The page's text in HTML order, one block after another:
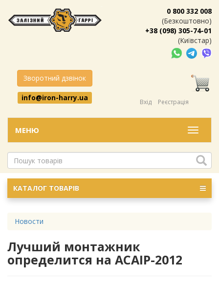
0 800 332 008
(Безкоштовно)
+38 (098) 305-74-01
(Київстар)
Зворотний дзвінок
info@iron-harry.ua
Вхід Реєстрація
Меню
МЕНЮ
КАТАЛОГ ТОВАРІВ
Новости
Лучший монтажник
определится на ACAIP-2012